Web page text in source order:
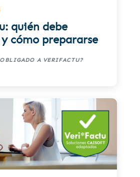
quién debe
cómo prepararse
A VERIFACTU?